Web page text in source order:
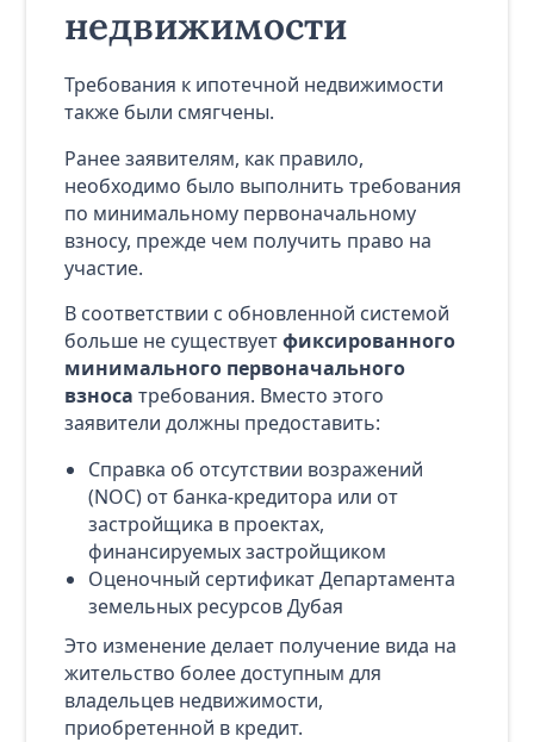
недвижимости
Требования к ипотечной недвижимости
также были смягчены.
Ранее заявителям, как правило,
необходимо было выполнить требования
по минимальному первоначальному
взносу, прежде чем получить право на
участие.
В соответствии с обновленной системой
больше не существуетфиксированного
минимального первоначального
взноса требования. Вместо этого
заявители должны предоставить:
Справка об отсутствии возражений
(NOC) от банка-кредитора или от
застройщика в проектах,
финансируемых застройщиком
Оценочный сертификат Департамента
земельных ресурсов Дубая
Это изменение делает получение вида на
жительство более доступным для
владельцев недвижимости,
приобретенной в кредит.